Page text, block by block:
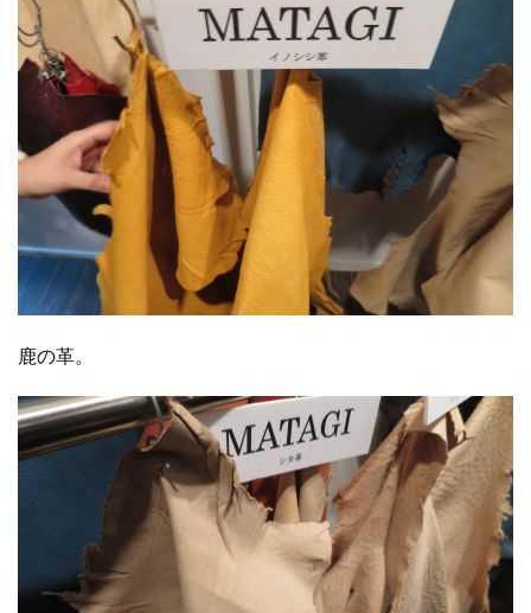
鹿の革。